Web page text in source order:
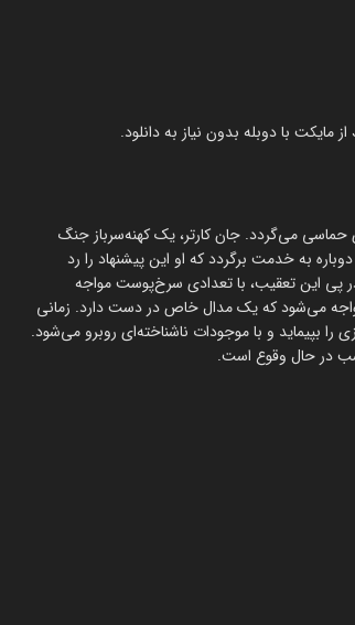
می‌گردد. جان کارتر، یک کهنه‌سرباز جنگ
که دوباره به خدمت برگردد که او این پیشنهاد را رد
پی این تعقیب، با تعدادی سرخ‌پوست مواجه
می‌شود که یک مدال خاص در دست دارد. زمانی
را بپیماید و با موجودات ناشناخته‌ای روبرو می‌شود.
در حال وقوع است.